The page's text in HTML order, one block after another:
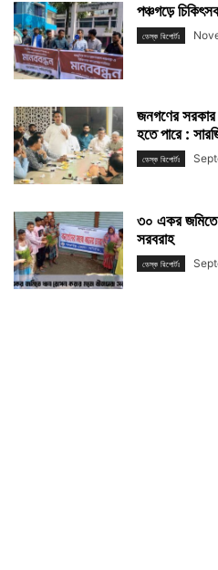
পঞ্চগড়ে
ডেস্ক রিপোর্টঃ
জনগণের সরকার
হতে পারে :
ডেস্ক রিপোর্টঃ
৩০ একর জমিতে
সরবরাহ
ডেস্ক রিপোর্টঃ